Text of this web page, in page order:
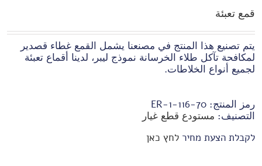
قمع تعبئة
يتم تصنيع هذا المنتج في مصنعنا يشمل القمع غطاء قصدير
لمكافحة تآكل طلاء الخرسانة نموذج ليبر، لدينا أقماع تعبئة
لجميع أنواع الخلاطات.
رمز المنتج: 70-ER-1-116
التصنيف: مستودع قطع غيار
לקבלת הצעת מחיר לחץ כאן